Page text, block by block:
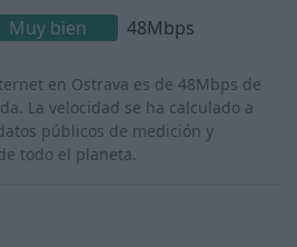
Muy bien 48Mbps
en Ostrava es de 48Mbps de
La velocidad se ha calculado a
públicos de medición y
todo el planeta.